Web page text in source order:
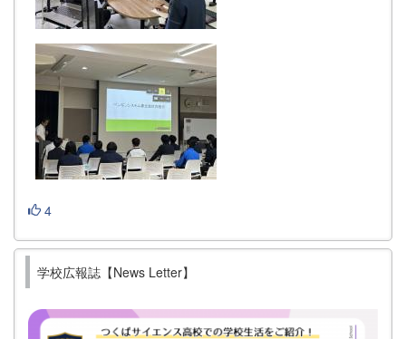
4
学校広報誌【News Letter】